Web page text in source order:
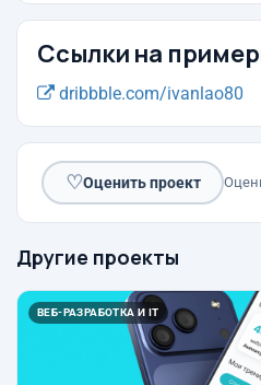
Ссылки на
dribbble.com/ivanlao80
♡Оценить проект
Другие проекты
ВЕБ-РАЗРАБОТКА И IT